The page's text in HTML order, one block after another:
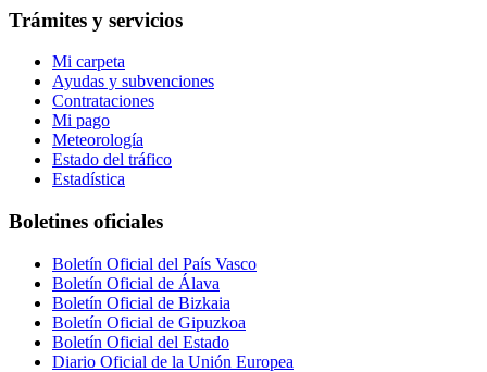
Trámites y servicios
Mi carpeta
Ayudas y subvenciones
Contrataciones
Mi pago
Meteorología
Estado del tráfico
Estadística
Boletines oficiales
Boletín Oficial del País Vasco
Boletín Oficial de Álava
Boletín Oficial de Bizkaia
Boletín Oficial de Gipuzkoa
Boletín Oficial del Estado
Diario Oficial de la Unión Europea